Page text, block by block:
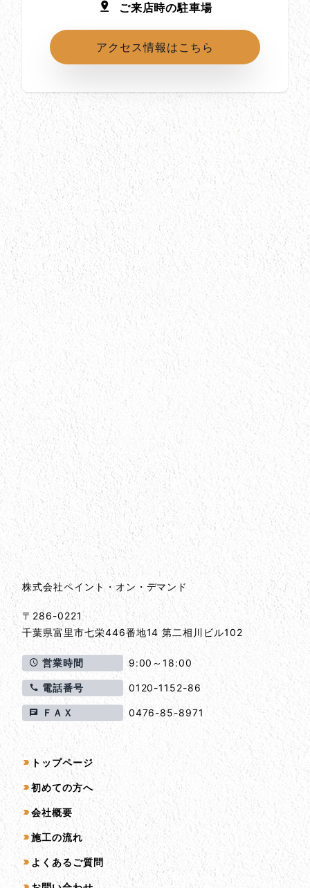
ご来店時の駐車場
アクセス情報はこちら
所在地
会社情報とサイトマップ
会社情報
株式会社ペイント・オン・デマンド
〒286-0221
千葉県富里市七栄446番地14 第二相川ビル102
営業時間 9:00～18:00
電話番号 0120-1152-86
ＦＡＸ 0476-85-8971
サイトマップ
トップページ
初めての方へ
会社概要
施工の流れ
よくあるご質問